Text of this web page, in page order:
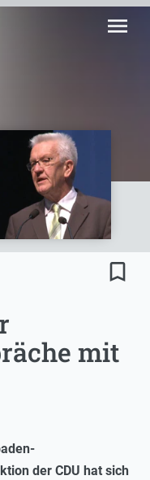
menu
bookmark_border
mit
der CDU hat sich